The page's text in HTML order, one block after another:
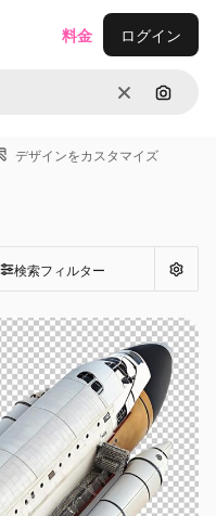
消去 画像で
料金 ログイン
デザインをカスタマイズ
検索フィルター